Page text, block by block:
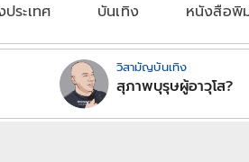
ระเทศ บันเทิง หนังสือพิ
วิสามัญบันเทิง
สุภาพบุรุษผู้อาวุโส?